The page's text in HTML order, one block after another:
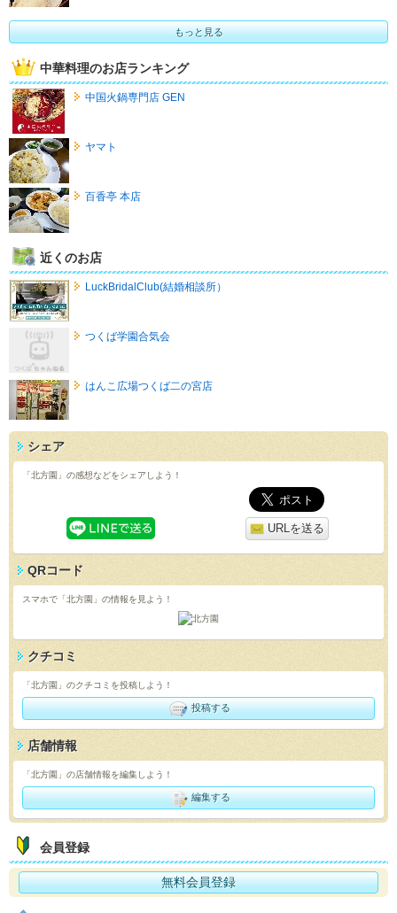
もっと見る
中華料理のお店ランキング
中国火鍋専門店 GEN
ヤマト
百香亭 本店
近くのお店
LuckBridalClub(結婚相談所）
つくば学園合気会
はんこ広場つくば二の宮店
シェア
「北方園」の感想などをシェアしよう！
URLを送る
QRコード
スマホで「北方園」の情報を見よう！
クチコミ
「北方園」のクチコミを投稿しよう！
投稿する
店舗情報
「北方園」の店舗情報を編集しよう！
編集する
会員登録
無料会員登録